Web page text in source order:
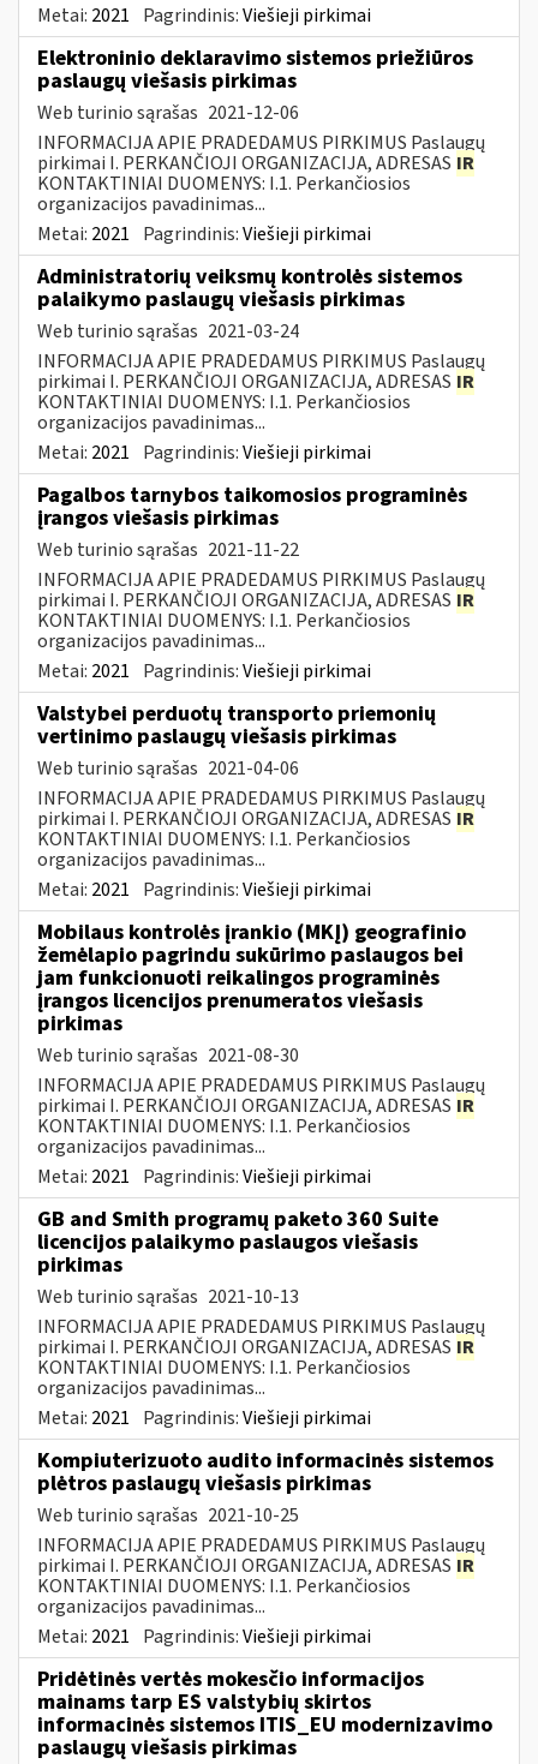
Metai: 2021 Pagrindinis:Viešieji pirkimai
Elektroninio deklaravimo sistemos priežiūros
paslaugų viešasis pirkimas
Web turinio sąrašas 2021-12-06
INFORMACIJA APIE PRADEDAMUS PIRKIMUS Paslaugų
pirkimai I. PERKANČIOJI ORGANIZACIJA, ADRESAS IR
KONTAKTINIAI DUOMENYS: I.1. Perkančiosios
organizacijos pavadinimas...
Metai: 2021 Pagrindinis:Viešieji pirkimai
Administratorių veiksmų kontrolės sistemos
palaikymo paslaugų viešasis pirkimas
Web turinio sąrašas 2021-03-24
INFORMACIJA APIE PRADEDAMUS PIRKIMUS Paslaugų
pirkimai I. PERKANČIOJI ORGANIZACIJA, ADRESAS IR
KONTAKTINIAI DUOMENYS: I.1. Perkančiosios
organizacijos pavadinimas...
Metai: 2021 Pagrindinis:Viešieji pirkimai
Pagalbos tarnybos taikomosios programinės
įrangos viešasis pirkimas
Web turinio sąrašas 2021-11-22
INFORMACIJA APIE PRADEDAMUS PIRKIMUS Paslaugų
pirkimai I. PERKANČIOJI ORGANIZACIJA, ADRESAS IR
KONTAKTINIAI DUOMENYS: I.1. Perkančiosios
organizacijos pavadinimas...
Metai: 2021 Pagrindinis:Viešieji pirkimai
Valstybei perduotų transporto priemonių
vertinimo paslaugų viešasis pirkimas
Web turinio sąrašas 2021-04-06
INFORMACIJA APIE PRADEDAMUS PIRKIMUS Paslaugų
pirkimai I. PERKANČIOJI ORGANIZACIJA, ADRESAS IR
KONTAKTINIAI DUOMENYS: I.1. Perkančiosios
organizacijos pavadinimas...
Metai: 2021 Pagrindinis:Viešieji pirkimai
Mobilaus kontrolės įrankio (MKĮ) geografinio
žemėlapio pagrindu sukūrimo paslaugos bei
jam funkcionuoti reikalingos programinės
įrangos licencijos prenumeratos viešasis
pirkimas
Web turinio sąrašas 2021-08-30
INFORMACIJA APIE PRADEDAMUS PIRKIMUS Paslaugų
pirkimai I. PERKANČIOJI ORGANIZACIJA, ADRESAS IR
KONTAKTINIAI DUOMENYS: I.1. Perkančiosios
organizacijos pavadinimas...
Metai: 2021 Pagrindinis:Viešieji pirkimai
GB and Smith programų paketo 360 Suite
licencijos palaikymo paslaugos viešasis
pirkimas
Web turinio sąrašas 2021-10-13
INFORMACIJA APIE PRADEDAMUS PIRKIMUS Paslaugų
pirkimai I. PERKANČIOJI ORGANIZACIJA, ADRESAS IR
KONTAKTINIAI DUOMENYS: I.1. Perkančiosios
organizacijos pavadinimas...
Metai: 2021 Pagrindinis:Viešieji pirkimai
Kompiuterizuoto audito informacinės sistemos
plėtros paslaugų viešasis pirkimas
Web turinio sąrašas 2021-10-25
INFORMACIJA APIE PRADEDAMUS PIRKIMUS Paslaugų
pirkimai I. PERKANČIOJI ORGANIZACIJA, ADRESAS IR
KONTAKTINIAI DUOMENYS: I.1. Perkančiosios
organizacijos pavadinimas...
Metai: 2021 Pagrindinis:Viešieji pirkimai
Pridėtinės vertės mokesčio informacijos
mainams tarp ES valstybių skirtos
informacinės sistemos ITIS_EU modernizavimo
paslaugų viešasis pirkimas